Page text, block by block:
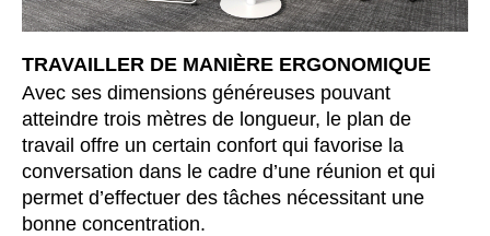
Liechtenstein(LI)
Lituanie(LT)
Luxembourg(LU)
Malaisie(MY)
Maroc
Mauritanie(MR)
Nigeria(NG)
TRAVAILLER DE MANIÈRE ERGONOMIQUE
Avec ses dimensions généreuses pouvant
atteindre trois mètres de longueur, le plan de
travail offre un certain confort qui favorise la
conversation dans le cadre d’une réunion et qui
permet d’effectuer des tâches nécessitant une
bonne concentration.